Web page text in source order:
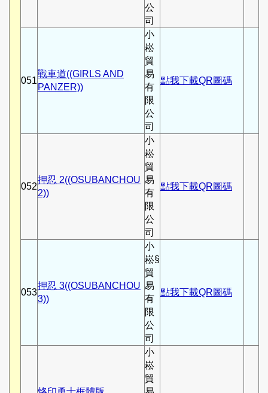
公
司
051
戰車道((GIRLS AND
PANZER))
小
崧
貿
易
有
限
公
司
點我下載QR圖碼
052
押忍 2((OSUBANCHOU
2))
小
崧
貿
易
有
限
公
司
點我下載QR圖碼
053
押忍 3((OSUBANCHOU
3))
小
崧§
貿
易
有
限
公
司
點我下載QR圖碼
小
崧
貿